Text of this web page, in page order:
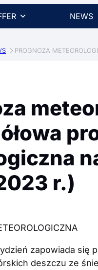
NEWS
PROGNOZA
r.)
zapowiada się
deszczu ze